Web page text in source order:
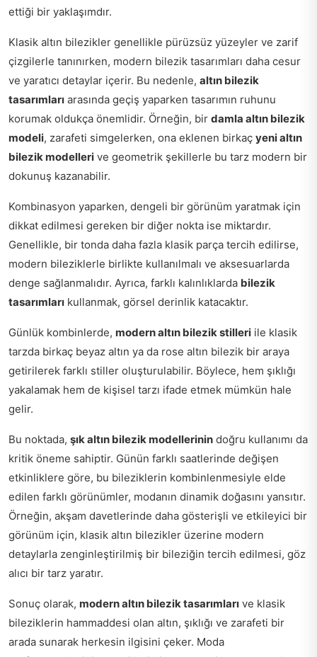
ettiği bir yaklaşımdır.
Klasik altın bilezikler genellikle pürüzsüz yüzeyler ve zarif
çizgilerle tanınırken, modern bilezik tasarımları daha cesur
ve yaratıcı detaylar içerir. Bu nedenle, altın bilezik
tasarımları arasında geçiş yaparken tasarımın ruhunu
korumak oldukça önemlidir. Örneğin, bir damla altın bilezik
modeli, zarafeti simgelerken, ona eklenen birkaç yeni altın
bilezik modelleri ve geometrik şekillerle bu tarz modern bir
dokunuş kazanabilir.
Kombinasyon yaparken, dengeli bir görünüm yaratmak için
dikkat edilmesi gereken bir diğer nokta ise miktardır.
Genellikle, bir tonda daha fazla klasik parça tercih edilirse,
modern bileziklerle birlikte kullanılmalı ve aksesuarlarda
denge sağlanmalıdır. Ayrıca, farklı kalınlıklarda bilezik
tasarımları kullanmak, görsel derinlik katacaktır.
Günlük kombinlerde, modern altın bilezik stilleri ile klasik
tarzda birkaç beyaz altın ya da rose altın bilezik bir araya
getirilerek farklı stiller oluşturulabilir. Böylece, hem şıklığı
yakalamak hem de kişisel tarzı ifade etmek mümkün hale
gelir.
Bu noktada, şık altın bilezik modellerinin doğru kullanımı da
kritik öneme sahiptir. Günün farklı saatlerinde değişen
etkinliklere göre, bu bileziklerin kombinlenmesiyle elde
edilen farklı görünümler, modanın dinamik doğasını yansıtır.
Örneğin, akşam davetlerinde daha gösterişli ve etkileyici bir
görünüm için, klasik altın bilezikler üzerine modern
detaylarla zenginleştirilmiş bir bileziğin tercih edilmesi, göz
alıcı bir tarz yaratır.
Sonuç olarak, modern altın bilezik tasarımları ve klasik
bileziklerin hammaddesi olan altın, şıklığı ve zarafeti bir
arada sunarak herkesin ilgisini çeker. Moda